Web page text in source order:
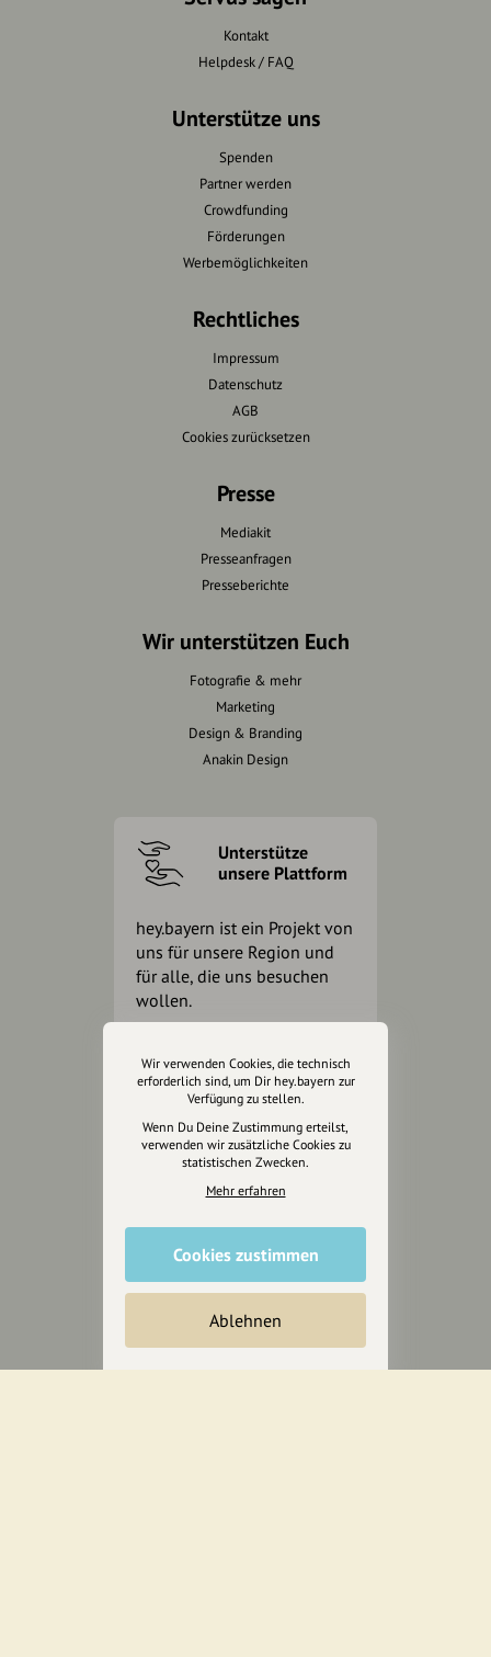
Kontakt
Helpdesk / FAQ
Unterstütze uns
Spenden
Partner werden
Crowdfunding
Förderungen
Werbemöglichkeiten
Rechtliches
Impressum
Datenschutz
AGB
Cookies zurücksetzen
Presse
Mediakit
Presseanfragen
Presseberichte
Wir unterstützen Euch
Fotografie & mehr
Marketing
Design & Branding
Anakin Design
Unterstütze
unsere Plattform
hey.bayern ist ein Projekt von
uns für unsere Region und
für alle, die uns besuchen
wollen.
Inhalte vorschlagen
Jetzt unterstützen
Wir können leider keine
Wir verwenden Cookies, die technisch
erforderlich sind, um Dir hey.bayern zur
Verfügung zu stellen.
Wenn Du Deine Zustimmung erteilst,
verwenden wir zusätzliche Cookies zu
statistischen Zwecken.
Mehr erfahren
Cookies zustimmen
Ablehnen